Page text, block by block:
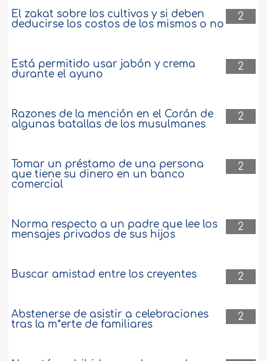
2
El zakat sobre los cultivos y si deben
deducirse los costos de los mismos o no
2
Está permitido usar jabón y crema
durante el ayuno
2
Razones de la mención en el Corán de
algunas batallas de los musulmanes
2
Tomar un préstamo de una persona
que tiene su dinero en un banco
comercial
2
Norma respecto a un padre que lee los
mensajes privados de sus hijos
2
Buscar amistad entre los creyentes
2
Abstenerse de asistir a celebraciones
tras la m*erte de familiares